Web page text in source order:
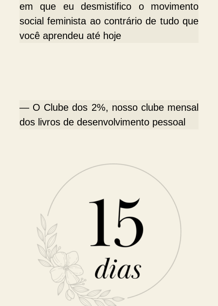
em que eu desmistifico o movimento
social feminista ao contrário de tudo que
você aprendeu até hoje
— O Clube dos 2%, nosso clube mensal
dos livros de desenvolvimento pessoal